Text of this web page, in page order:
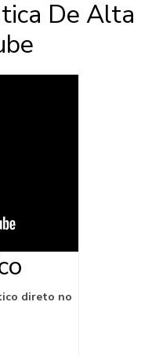
com os
De Alta
direto no